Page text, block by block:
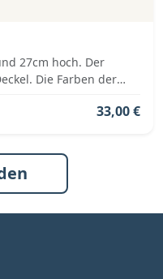
27cm hoch. Der
Die Farben der
33,00 €